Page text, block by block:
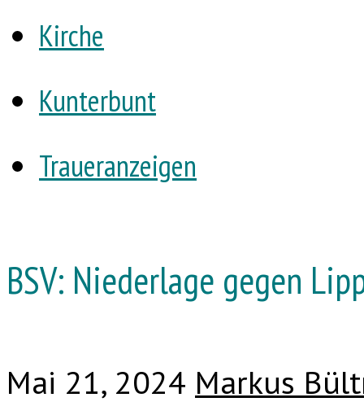
Kirche
Kunterbunt
Traueranzeigen
BSV: Niederlage gegen
Mai 21, 2024 Markus